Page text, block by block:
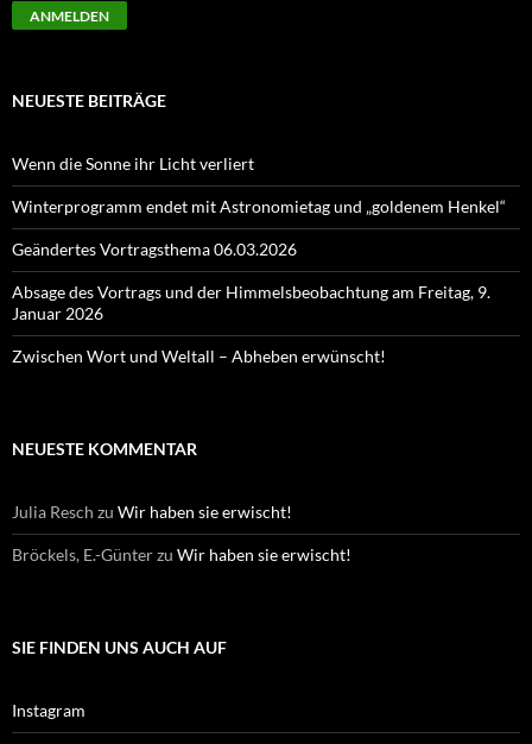
NEUESTE BEITRÄGE
Wenn die Sonne ihr Licht verliert
Winterprogramm endet mit Astronomietag und „goldenem Henkel“
Geändertes Vortragsthema 06.03.2026
Absage des Vortrags und der Himmelsbeobachtung am Freitag, 9.
Januar 2026
Zwischen Wort und Weltall – Abheben erwünscht!
NEUESTE KOMMENTAR
Julia Resch zu Wir haben sie erwischt!
Bröckels, E.-Günterzu Wir haben sie erwischt!
SIE FINDEN UNS AUCH AUF
Instagram